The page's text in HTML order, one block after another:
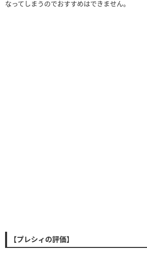
なってしまうのでおすすめはできません。
【プレシィの評価】